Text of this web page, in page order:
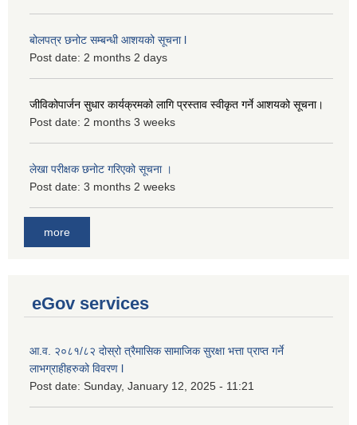
बोलपत्र छनोट सम्बन्धी आशयको सूचना l
Post date: 2 months 2 days
जीविकोपार्जन सुधार कार्यक्रमको लागि प्रस्ताव स्वीकृत गर्ने आशयको सूचना।
Post date: 2 months 3 weeks
लेखा परीक्षक छनोट गरिएको सूचना ।
Post date: 3 months 2 weeks
more
eGov services
आ.व. २०८१/८२ दोस्रो त्रैमासिक सामाजिक सुरक्षा भत्ता प्राप्त गर्ने
लाभग्राहीहरुको विवरण l
Post date: Sunday, January 12, 2025 - 11:21